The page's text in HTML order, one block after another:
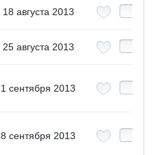
18 августа 2013
25 августа 2013
1 сентября 2013
8 сентября 2013